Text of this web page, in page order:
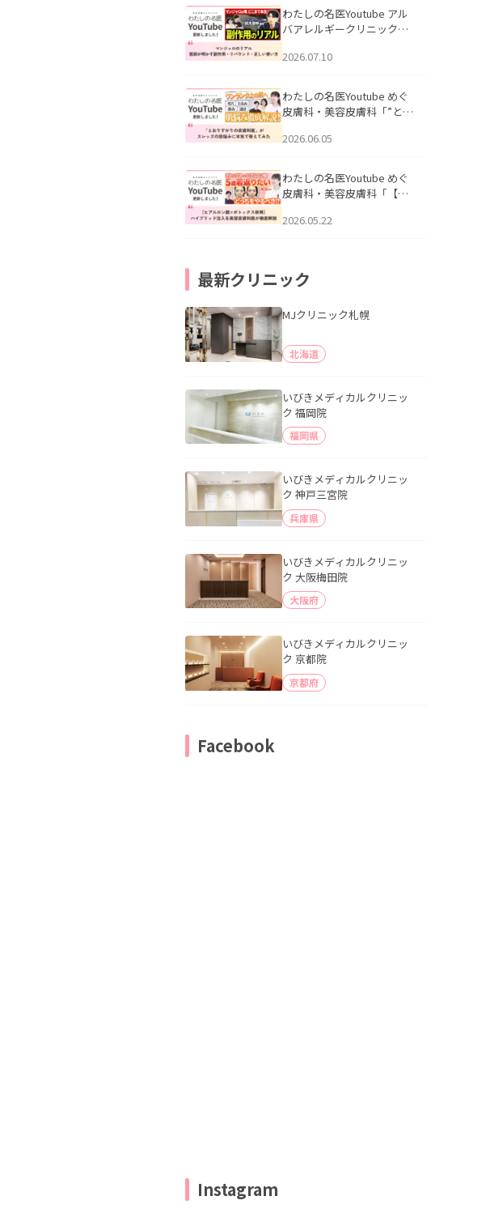
説」を公開いたしました。
わたしの名医Youtube アル
バアレルギークリニック札
医師が明かす副作用・リバ
公開いたしました。
2026.07.10
わたしの名医Youtube めぐ
皮膚科・美容皮膚科「”とお
ッズの肌悩みに本気で答え
た。
2026.06.05
わたしの名医Youtube めぐ
皮膚科・美容皮膚科「【ヒ
用】ハイブリッド注入を美
2026.05.22
最新クリニック
MJクリニック札幌
北海道
いびきメディカルクリニッ
ク 福岡院
福岡県
いびきメディカルクリニッ
ク 神戸三宮院
兵庫県
いびきメディカルクリニッ
ク 大阪梅田院
大阪府
いびきメディカルクリニッ
ク 京都院
京都府
Facebook
Instagram